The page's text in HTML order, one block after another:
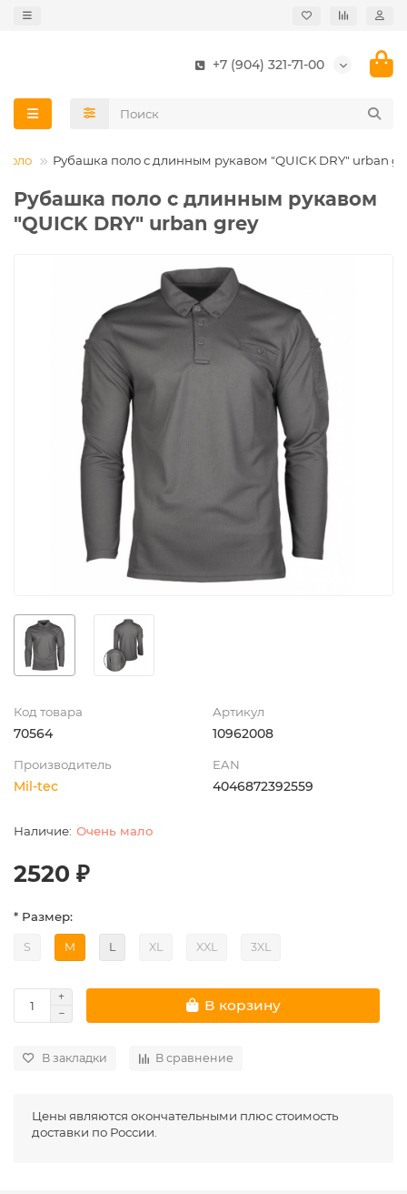
+7 (904) 321-71-00
Поло Рубашка поло с длинным рукавом "QUICK DRY" urban
Рубашка поло с длинным рукавом
"QUICK DRY" urban grey
Код товара
70564
Артикул
10962008
Производитель
Mil-tec
EAN
4046872392559
Очень мало
2520 ₽
* Размер:
S M L XL XXL 3XL
В корзину
В закладки В сравнение
Цены являются окончательными плюс стоимость
доставки по России.